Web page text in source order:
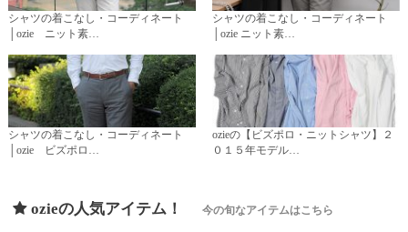
シャツの着こなし・コーディネート
│ozie ニット素…
シャツの着こなし・コーディネート
│ozie ニット素…
シャツの着こなし・コーディネート
│ozie ビズポロ…
ozieの【ビズポロ・ニットシャツ】２
０１５年モデル…
ozieの人気アイテム！ 今の旬なアイテムはこちら